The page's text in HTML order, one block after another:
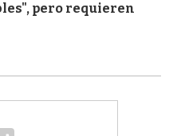
pero requieren